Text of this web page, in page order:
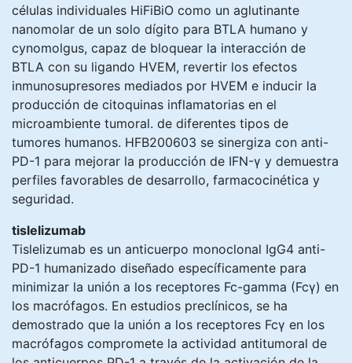
células individuales HiFiBiO como un aglutinante
nanomolar de un solo dígito para BTLA humano y
cynomolgus, capaz de bloquear la interacción de
BTLA con su ligando HVEM, revertir los efectos
inmunosupresores mediados por HVEM e inducir la
producción de citoquinas inflamatorias en el
microambiente tumoral. de diferentes tipos de
tumores humanos. HFB200603 se sinergiza con anti-
PD-1 para mejorar la producción de IFN-γ y demuestra
perfiles favorables de desarrollo, farmacocinética y
seguridad.
tislelizumab
Tislelizumab es un anticuerpo monoclonal IgG4 anti-
PD-1 humanizado diseñado específicamente para
minimizar la unión a los receptores Fc-gamma (Fcγ) en
los macrófagos. En estudios preclínicos, se ha
demostrado que la unión a los receptores Fcγ en los
macrófagos compromete la actividad antitumoral de